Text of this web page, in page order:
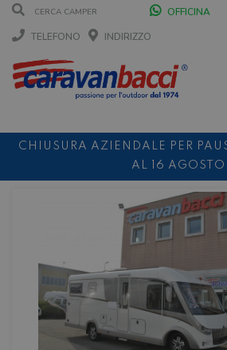
OFFICINA
TELEFONO
INDIRIZZO
CHIUSURA AZIENDALE PER
AL 16 AGOSTO
DURANTE IL MESE DI AGOSTO
SABATO
NOLEGGIO